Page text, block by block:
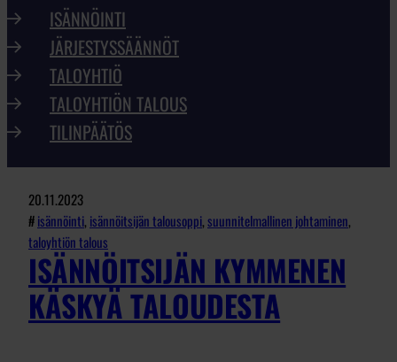
ISÄNNÖINTI
JÄRJESTYSSÄÄNNÖT
TALOYHTIÖ
TALOYHTIÖN TALOUS
TILINPÄÄTÖS
20.11.2023
#isännöinti, isännöitsijän talousoppi, suunnitelmallinen johtaminen
taloyhtiön talous
ISÄNNÖITSIJÄN KYMMENEN
KÄSKYÄ TALOUDESTA